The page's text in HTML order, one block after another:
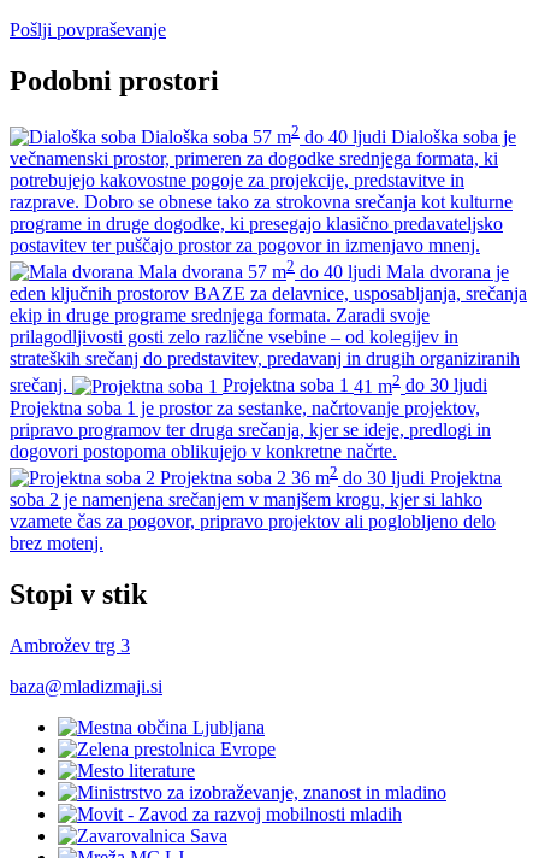
Pošlji povpraševanje
Podobni prostori
Dialoška soba 57 m2 do 40 ljudi Dialoška soba je
večnamenski prostor, primeren za dogodke srednjega formata, ki
potrebujejo kakovostne pogoje za projekcije, predstavitve in
razprave. Dobro se obnese tako za strokovna srečanja kot kulturne
programe in druge dogodke, ki presegajo klasično predavateljsko
postavitev ter puščajo prostor za pogovor in izmenjavo mnenj.
Mala dvorana 57 m2 do 40 ljudi Mala dvorana je
eden ključnih prostorov BAZE za delavnice, usposabljanja, srečanja
ekip in druge programe srednjega formata. Zaradi svoje
prilagodljivosti gosti zelo različne vsebine – od kolegijev in
strateških srečanj do predstavitev, predavanj in drugih organiziranih
srečanj.
Projektna soba 1 41 m2 do 30 ljudi
Projektna soba 1 je prostor za sestanke, načrtovanje projektov,
pripravo programov ter druga srečanja, kjer se ideje, predlogi in
dogovori postopoma oblikujejo v konkretne načrte.
Projektna soba 2 36 m2 do 30 ljudi Projektna
soba 2 je namenjena srečanjem v manjšem krogu, kjer si lahko
vzamete čas za pogovor, pripravo projektov ali poglobljeno delo
brez motenj.
Stopi v stik
Ambrožev trg 3
baza@mladizmaji.si